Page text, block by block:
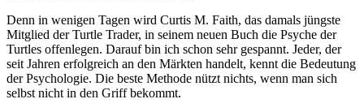
Denn in wenigen Tagen wird Curtis M. Faith, das damals jüngste
Mitglied der Turtle Trader, in seinem neuen Buch die Psyche der
Turtles offenlegen. Darauf bin ich schon sehr gespannt. Jeder, der
seit Jahren erfolgreich an den Märkten handelt, kennt die Bedeutung
der Psychologie. Die beste Methode nützt nichts, wenn man sich
selbst nicht in den Griff bekommt.